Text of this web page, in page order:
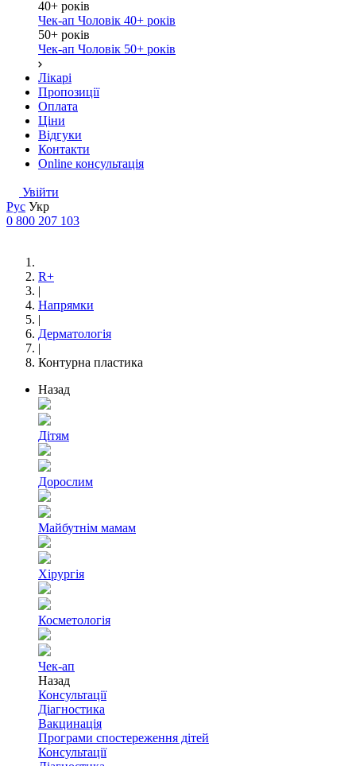
40+ років
Чек-ап Чоловік 40+ років
50+ років
Чек-ап Чоловік 50+ років
Лікарі
Пропозиції
Оплата
Ціни
Відгуки
Контакти
Online консультація
Увійти
Рус Укр
0 800 207 103
R+
|
Напрямки
|
Дерматологія
|
Контурна пластика
Назад
Дітям
Дорослим
Майбутнім мамам
Хірургія
Косметологія
Чек-ап
Назад
Консультації
Діагностика
Вакцинація
Програми спостереження дітей
Консультації